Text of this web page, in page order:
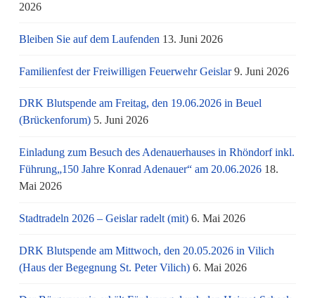
2026
Bleiben Sie auf dem Laufenden 13. Juni 2026
Familienfest der Freiwilligen Feuerwehr Geislar 9. Juni 2026
DRK Blutspende am Freitag, den 19.06.2026 in Beuel
(Brückenforum) 5. Juni 2026
Einladung zum Besuch des Adenauerhauses in Rhöndorf inkl.
Führung„150 Jahre Konrad Adenauer“ am 20.06.2026 18.
Mai 2026
Stadtradeln 2026 – Geislar radelt (mit) 6. Mai 2026
DRK Blutspende am Mittwoch, den 20.05.2026 in Vilich
(Haus der Begegnung St. Peter Vilich) 6. Mai 2026